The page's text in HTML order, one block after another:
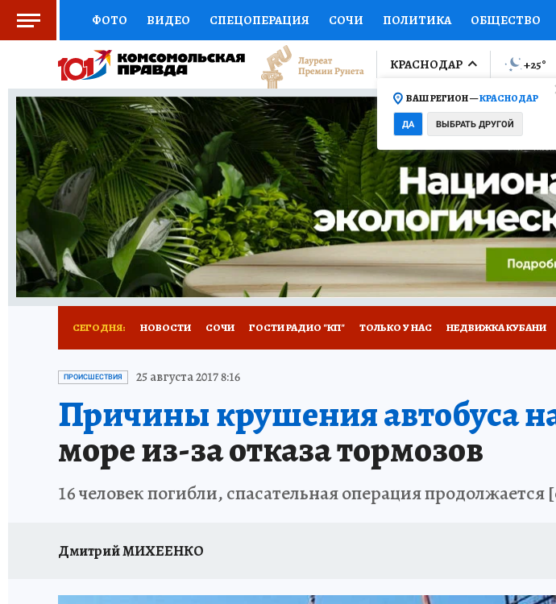
ФОТО ВИДЕО СПЕЦОПЕРАЦИЯ СОЧИ ПОЛИТИКА ОБЩЕСТВО
СОЦПОДДЕРЖКА НАУКА СПОРТ КОЛУМНИСТЫ ПРОИСШЕСТВИЯ
ВЫБОР ЭКСПЕРТОВ ДОКТОР ФИНАНСЫ ОТКРЫВАЕМ МИР Я ЗНАЮ
КНИЖНАЯ ПОЛКА ПРОГНОЗЫ НА СПОРТ ПРОМОКОДЫ СЕРИАЛЫ
ПРЕСС-ЦЕНТР НЕДВИЖИМОСТЬ ТЕЛЕВИЗОР КОЛЛЕКЦИИ
ВСЕ О КП РАДИО КП ТЕСТЫ НОВОЕ НА САЙТЕ
КРАСНОДАР
ВАШ РЕГИОН —КРАСНОДАР
ДА ВЫБРАТЬ ДРУГОЙ
+25°
СЕГОДНЯ: НОВОСТИ СОЧИ ГОСТИ РАДИО "КП" ТОЛЬКО У НАС НЕДВИЖКА КУБАНИ
ОТДЫХ В РОССИИ
ПРОИСШЕСТВИЯ 25 августа 2017 8:16
Причины крушения автобуса
море из-за отказа тормозов
16 человек погибли, спасательная операция
Дмитрий МИХЕЕНКО